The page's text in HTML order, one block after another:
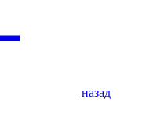
назад